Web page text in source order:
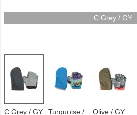
C.Grey / GY
C.Grey / GY
Turquoise /
Olive / GY